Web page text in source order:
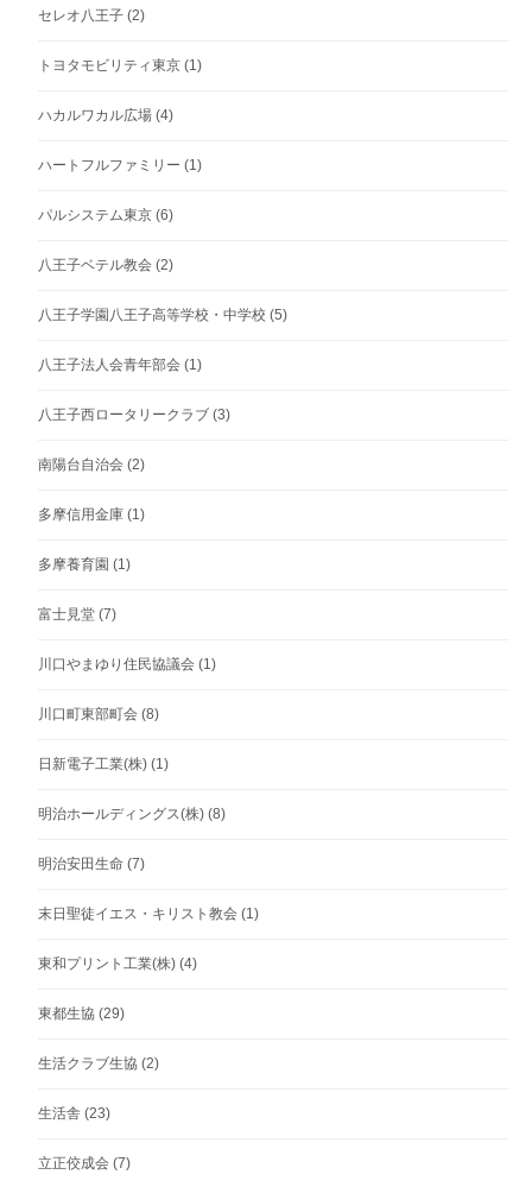
セレオ八王子 (2)
トヨタモビリティ東京 (1)
ハカルワカル広場 (4)
ハートフルファミリー (1)
パルシステム東京 (6)
八王子ベテル教会 (2)
八王子学園八王子高等学校・中学校 (5)
八王子法人会青年部会 (1)
八王子西ロータリークラブ (3)
南陽台自治会 (2)
多摩信用金庫 (1)
多摩養育園 (1)
富士見堂 (7)
川口やまゆり住民協議会 (1)
川口町東部町会 (8)
日新電子工業(株) (1)
明治ホールディングス(株) (8)
明治安田生命 (7)
末日聖徒イエス・キリスト教会 (1)
東和プリント工業(株) (4)
東都生協 (29)
生活クラブ生協 (2)
生活舎 (23)
立正佼成会 (7)